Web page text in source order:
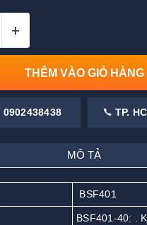
+
THÊM VÀO GIỎ HÀNG
0902438438 TP.
MÔ TẢ
BSF401
BSF401-40: .